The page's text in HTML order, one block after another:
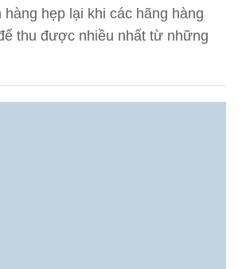
hàng hẹp lại khi các hãng hàng
thu được nhiều nhất từ những